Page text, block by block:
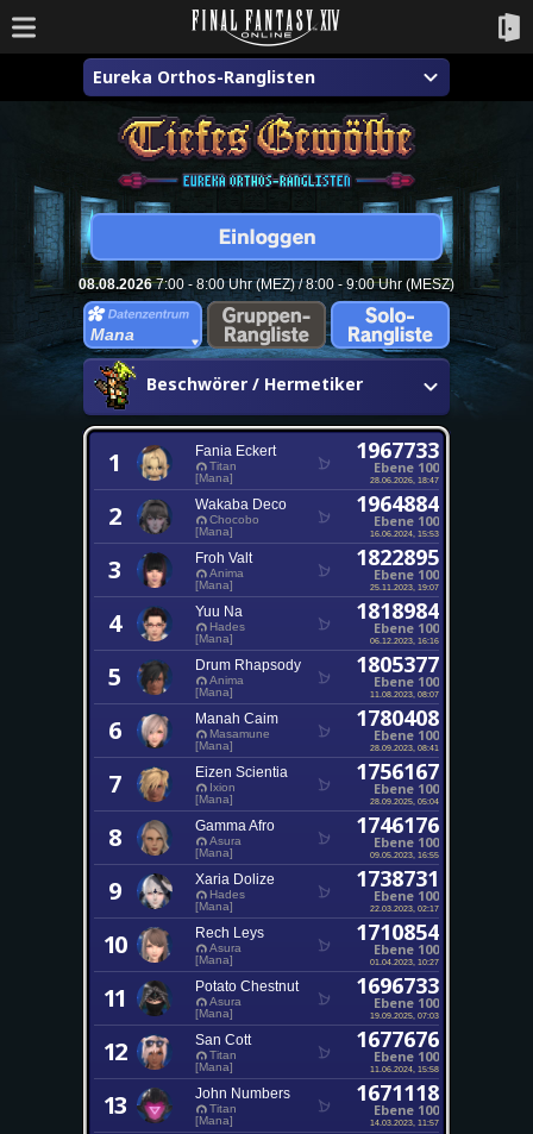
Eureka Orthos-Ranglisten
08.08.20267:00 - 8:00 Uhr (MEZ) / 8:00 - 9:00 Uhr (MESZ)
Mana
Beschwörer / Hermetiker
1 Fania Eckert
Titan
[Mana]
1967733
Ebene 100
28.06.2026, 18:47
2 Wakaba Deco
Chocobo
[Mana]
1964884
Ebene 100
16.06.2024, 15:53
3 Froh Valt
Anima
[Mana]
1822895
Ebene 100
25.11.2023, 19:07
4 Yuu Na
Hades
[Mana]
1818984
Ebene 100
06.12.2023, 16:16
5 Drum Rhapsody
Anima
[Mana]
1805377
Ebene 100
11.08.2023, 08:07
6 Manah Caim
Masamune
[Mana]
1780408
Ebene 100
28.09.2023, 08:41
7 Eizen Scientia
Ixion
[Mana]
1756167
Ebene 100
28.09.2025, 05:04
8 Gamma Afro
Asura
[Mana]
1746176
Ebene 100
09.05.2023, 16:55
9 Xaria Dolize
Hades
[Mana]
1738731
Ebene 100
22.03.2023, 02:17
10 Rech Leys
Asura
[Mana]
1710854
Ebene 100
01.04.2023, 10:27
11 Potato Chestnut
Asura
[Mana]
1696733
Ebene 100
19.09.2025, 07:03
12 San Cott
Titan
[Mana]
1677676
Ebene 100
11.06.2024, 15:58
13 John Numbers
Titan
[Mana]
1671118
Ebene 100
14.03.2023, 11:57